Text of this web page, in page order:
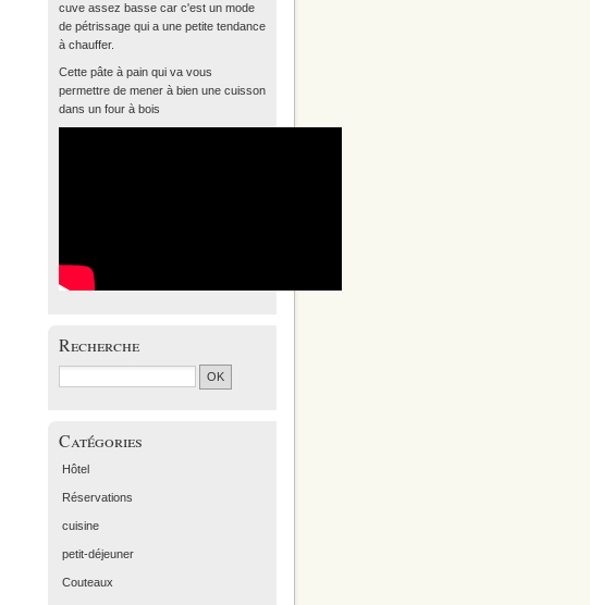
cuve assez basse car c'est un mode
de pétrissage qui a une petite tendance
à chauffer.
Cette pâte à pain qui va vous
permettre de mener à bien une cuisson
dans un four à bois
Recherche
Catégories
Hôtel
Réservations
cuisine
petit-déjeuner
Couteaux